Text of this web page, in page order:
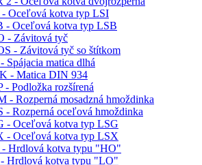
Oceľová kotva typ LSI
- Oceľová kotva typ LSB
- Závitová tyč
- Závitová tyč so štítkom
Spájacia matica dlhá
- Matica DIN 934
- Podložka rozšírená
- Rozperná mosadzná hmoždinka
- Rozperná oceľová hmoždinka
- Oceľová kotva typ LSG
- Oceľová kotva typ LSX
Hrdlová kotva typu "HO"
Hrdlová kotva typu "LO"